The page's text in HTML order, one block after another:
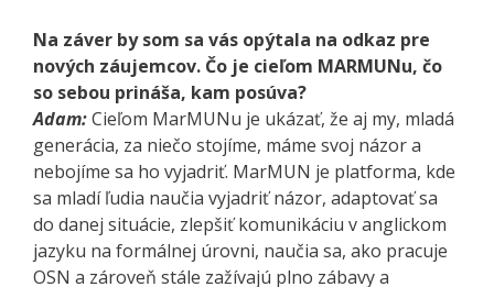
Na záver by som sa vás opýtala na odkaz pre
nových záujemcov. Čo je cieľom MARMUNu, čo
so sebou prináša, kam posúva?
Adam:Cieľom MarMUNu je ukázať, že aj my, mladá
generácia, za niečo stojíme, máme svoj názor a
nebojíme sa ho vyjadriť. MarMUN je platforma, kde
sa mladí ľudia naučia vyjadriť názor, adaptovať sa
do danej situácie, zlepšiť komunikáciu v anglickom
jazyku na formálnej úrovni, naučia sa, ako pracuje
OSN a zároveň stále zažívajú plno zábavy a